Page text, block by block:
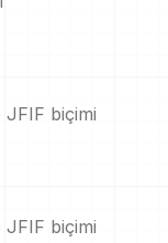
biçimi
biçimi